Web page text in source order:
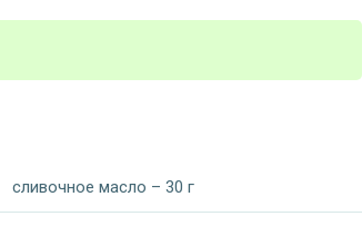
сливочное масло – 30 г